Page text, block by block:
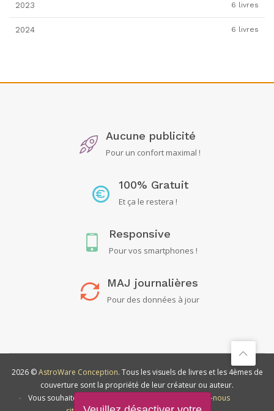
2023 6 livres
2024 6 livres
Aucune publicité
Pour un confort maximal !
100% Gratuit
Et ça le restera !
Responsive
Pour vos smartphones !
MAJ journalières
Pour des données à jour
2026 ©AstroWare Conception. Tous les visuels de livres et les 4èmes de
couverture sont la propriété de leur créateur ou auteur.
• Vous souhaitez Contactez-nous